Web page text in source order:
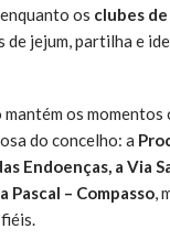
os clubes
de jejum, partilha e
os momentos
do concelho: a
Endoenças, a Via
Pascal – Compasso,